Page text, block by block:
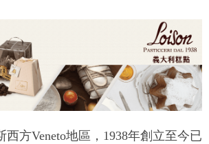
西方Veneto地區，1938年創立至今已